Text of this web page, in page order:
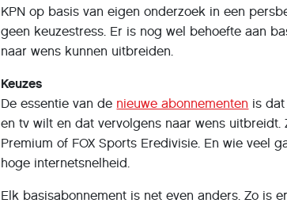
KPN op basis van eigen onderzoek in een
geen keuzestress. Er is nog wel behoefte aan
naar wens kunnen uitbreiden.
Keuzes
De essentie van de nieuwe abonnementen is
en tv wilt en dat vervolgens naar wens
Premium of FOX Sports Eredivisie. En wie veel
hoge internetsnelheid.
Elk basisabonnement is net even anders. Zo is